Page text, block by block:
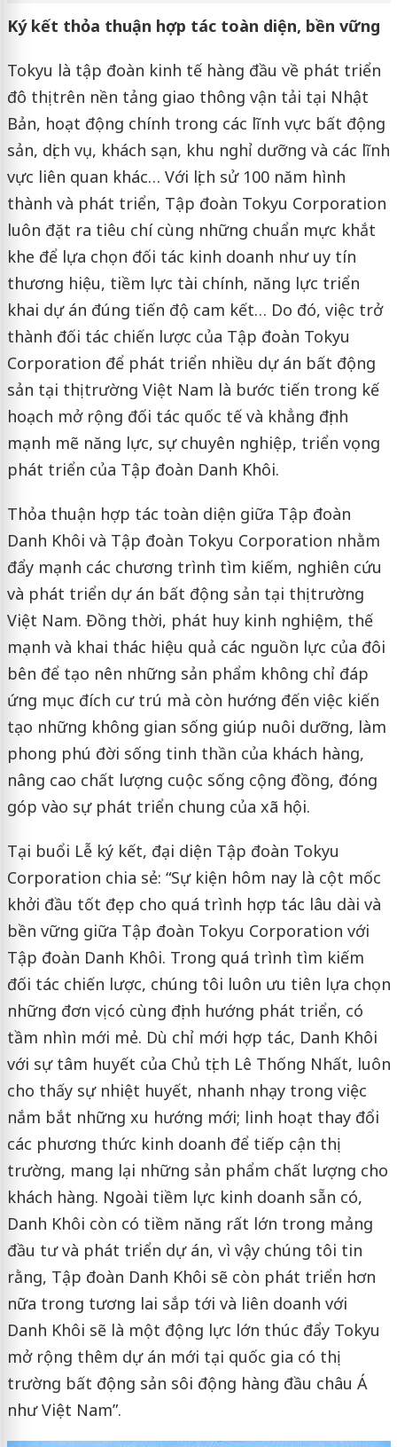
Ký kết thỏa thuận hợp tác toàn diện, bền vững
Tokyu là tập đoàn kinh tế hàng đầu về phát triển
đô thị trên nền tảng giao thông vận tải tại Nhật
Bản, hoạt động chính trong các lĩnh vực bất động
sản, dịch vụ, khách sạn, khu nghỉ dưỡng và các lĩnh
vực liên quan khác… Với lịch sử 100 năm hình
thành và phát triển, Tập đoàn Tokyu Corporation
luôn đặt ra tiêu chí cùng những chuẩn mực khắt
khe để lựa chọn đối tác kinh doanh như uy tín
thương hiệu, tiềm lực tài chính, năng lực triển
khai dự án đúng tiến độ cam kết… Do đó, việc trở
thành đối tác chiến lược của Tập đoàn Tokyu
Corporation để phát triển nhiều dự án bất động
sản tại thị trường Việt Nam là bước tiến trong kế
hoạch mở rộng đối tác quốc tế và khẳng định
mạnh mẽ năng lực, sự chuyên nghiệp, triển vọng
phát triển của Tập đoàn Danh Khôi.
Thỏa thuận hợp tác toàn diện giữa Tập đoàn
Danh Khôi và Tập đoàn Tokyu Corporation nhằm
đẩy mạnh các chương trình tìm kiếm, nghiên cứu
và phát triển dự án bất động sản tại thị trường
Việt Nam. Đồng thời, phát huy kinh nghiệm, thế
mạnh và khai thác hiệu quả các nguồn lực của đôi
bên để tạo nên những sản phẩm không chỉ đáp
ứng mục đích cư trú mà còn hướng đến việc kiến
tạo những không gian sống giúp nuôi dưỡng, làm
phong phú đời sống tinh thần của khách hàng,
nâng cao chất lượng cuộc sống cộng đồng, đóng
góp vào sự phát triển chung của xã hội.
Tại buổi Lễ ký kết, đại diện Tập đoàn Tokyu
Corporation chia sẻ: “Sự kiện hôm nay là cột mốc
khởi đầu tốt đẹp cho quá trình hợp tác lâu dài và
bền vững giữa Tập đoàn Tokyu Corporation với
Tập đoàn Danh Khôi. Trong quá trình tìm kiếm
đối tác chiến lược, chúng tôi luôn ưu tiên lựa chọn
những đơn vị có cùng định hướng phát triển, có
tầm nhìn mới mẻ. Dù chỉ mới hợp tác, Danh Khôi
với sự tâm huyết của Chủ tịch Lê Thống Nhất, luôn
cho thấy sự nhiệt huyết, nhanh nhạy trong việc
nắm bắt những xu hướng mới; linh hoạt thay đổi
các phương thức kinh doanh để tiếp cận thị
trường, mang lại những sản phẩm chất lượng cho
khách hàng. Ngoài tiềm lực kinh doanh sẵn có,
Danh Khôi còn có tiềm năng rất lớn trong mảng
đầu tư và phát triển dự án, vì vậy chúng tôi tin
rằng, Tập đoàn Danh Khôi sẽ còn phát triển hơn
nữa trong tương lai sắp tới và liên doanh với
Danh Khôi sẽ là một động lực lớn thúc đẩy Tokyu
mở rộng thêm dự án mới tại quốc gia có thị
trường bất động sản sôi động hàng đầu châu Á
như Việt Nam”.